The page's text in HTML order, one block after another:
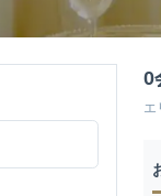
0
エ